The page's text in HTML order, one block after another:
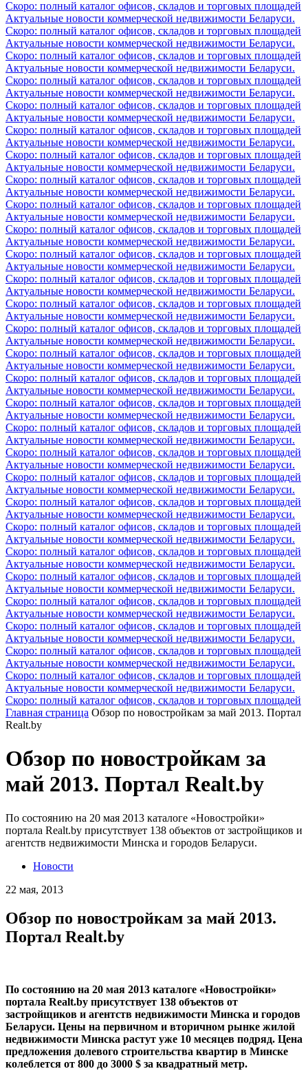
Скоро: полный каталог офисов, складов и торговых площадей
Актуальные новости коммерческой недвижимости Беларуси.
Скоро: полный каталог офисов, складов и торговых площадей
Актуальные новости коммерческой недвижимости Беларуси.
Скоро: полный каталог офисов, складов и торговых площадей
Актуальные новости коммерческой недвижимости Беларуси.
Скоро: полный каталог офисов, складов и торговых площадей
Актуальные новости коммерческой недвижимости Беларуси.
Скоро: полный каталог офисов, складов и торговых площадей
Актуальные новости коммерческой недвижимости Беларуси.
Скоро: полный каталог офисов, складов и торговых площадей
Актуальные новости коммерческой недвижимости Беларуси.
Скоро: полный каталог офисов, складов и торговых площадей
Актуальные новости коммерческой недвижимости Беларуси.
Скоро: полный каталог офисов, складов и торговых площадей
Актуальные новости коммерческой недвижимости Беларуси.
Скоро: полный каталог офисов, складов и торговых площадей
Актуальные новости коммерческой недвижимости Беларуси.
Скоро: полный каталог офисов, складов и торговых площадей
Актуальные новости коммерческой недвижимости Беларуси.
Скоро: полный каталог офисов, складов и торговых площадей
Актуальные новости коммерческой недвижимости Беларуси.
Скоро: полный каталог офисов, складов и торговых площадей
Актуальные новости коммерческой недвижимости Беларуси.
Скоро: полный каталог офисов, складов и торговых площадей
Актуальные новости коммерческой недвижимости Беларуси.
Скоро: полный каталог офисов, складов и торговых площадей
Актуальные новости коммерческой недвижимости Беларуси.
Скоро: полный каталог офисов, складов и торговых площадей
Актуальные новости коммерческой недвижимости Беларуси.
Скоро: полный каталог офисов, складов и торговых площадей
Актуальные новости коммерческой недвижимости Беларуси.
Скоро: полный каталог офисов, складов и торговых площадей
Актуальные новости коммерческой недвижимости Беларуси.
Скоро: полный каталог офисов, складов и торговых площадей
Актуальные новости коммерческой недвижимости Беларуси.
Скоро: полный каталог офисов, складов и торговых площадей
Актуальные новости коммерческой недвижимости Беларуси.
Скоро: полный каталог офисов, складов и торговых площадей
Актуальные новости коммерческой недвижимости Беларуси.
Скоро: полный каталог офисов, складов и торговых площадей
Актуальные новости коммерческой недвижимости Беларуси.
Скоро: полный каталог офисов, складов и торговых площадей
Актуальные новости коммерческой недвижимости Беларуси.
Скоро: полный каталог офисов, складов и торговых площадей
Актуальные новости коммерческой недвижимости Беларуси.
Скоро: полный каталог офисов, складов и торговых площадей
Актуальные новости коммерческой недвижимости Беларуси.
Скоро: полный каталог офисов, складов и торговых площадей
Актуальные новости коммерческой недвижимости Беларуси.
Скоро: полный каталог офисов, складов и торговых площадей
Актуальные новости коммерческой недвижимости Беларуси.
Скоро: полный каталог офисов, складов и торговых площадей
Актуальные новости коммерческой недвижимости Беларуси.
Скоро: полный каталог офисов, складов и торговых площадей
Актуальные новости коммерческой недвижимости Беларуси.
Скоро: полный каталог офисов, складов и торговых площадей
Главная страница Обзор по новостройкам за май 2013. Портал
Realt.by
Обзор по новостройкам за
май 2013. Портал Realt.by
По состоянию на 20 мая 2013 каталоге «Новостройки»
портала Realt.by присутствует 138 объектов от застройщиков и
агентств недвижимости Минска и городов Беларуси.
Новости
22 мая, 2013
Обзор по новостройкам за май 2013.
Портал Realt.by
По состоянию на 20 мая 2013 каталоге «Новостройки»
портала Realt.by присутствует 138 объектов от
застройщиков и агентств недвижимости Минска и городов
Беларуси. Цены на первичном и вторичном рынке жилой
недвижимости Минска растут уже 10 месяцев подряд. Цена
предложения долевого строительства квартир в Минске
колеблется от 800 до 3000 $ за квадратный метр.